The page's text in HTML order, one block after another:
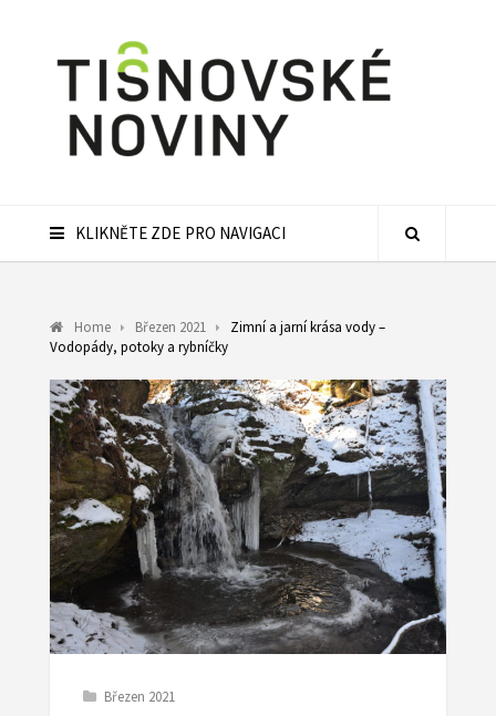
KLIKNĚTE ZDE PRO NAVIGACI
Home Březen 2021
Zimní a jarní krása vody –
Vodopády, potoky a rybníčky
Březen 2021